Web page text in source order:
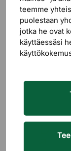
teemme
puolestaan
jotka he ovat
käyttäessäsi